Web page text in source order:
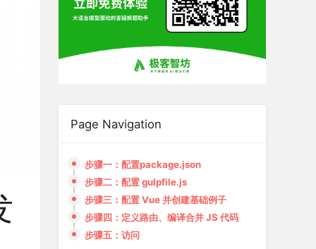
Page Navigation
步骤一：配置package.json
步骤二：配置 gulpfile.js
步骤三：配置 Vue 并创建基础例子
步骤四：定义路由、编译合并 JS 代码
步骤五：访问